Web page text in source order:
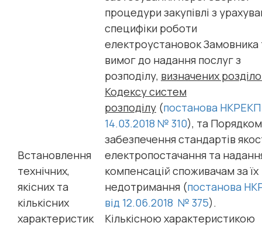
Встановлення
технічних,
якісних та
кількісних
характеристик
процедури закупівлі з
специфіки роботи
електроустановок Замовника
вимог до надання послуг з
розподілу, визначених
Кодексу систем
розподілу (постанова НКРЕКП
14.03.2018 № 310), та Порядком
забезпечення стандартів
електропостачання та
компенсацій споживачам за їх
недотримання (постанова
від 12.06.2018 № 375).
Кількісною характеристикою